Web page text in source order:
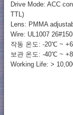
Drive Mode: ACC
TTL)
Lens: PMMA
Wire: UL1007
작동 온도: -20℃ ~
보관 온도: -40℃ ~
Working Life: >